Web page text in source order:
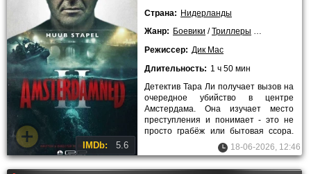
IMDb: 5.6
Страна: Нидерланды
Жанр: Боевики /Триллеры Ужасы
Режиссер: Дик Мас
Длительность: 1 ч 50 мин
Детектив Тара Ли получает вызов на
очередное убийство в центре
Амстердама. Она изучает место
преступления и понимает - это не
просто грабёж или бытовая ссора.
Тара Ли вспоминает старое18-06-2026, 12:46